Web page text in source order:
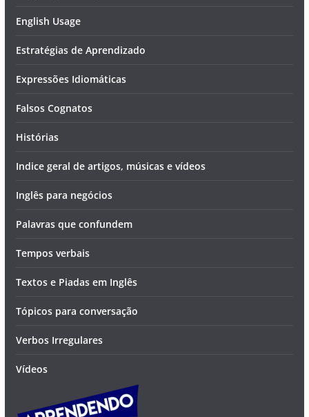
English Usage
Estratégias de Aprendizado
Expressões Idiomáticas
Falsos Cognatos
Histórias
Indice geral de artigos, músicas e vídeos
Inglês para negócios
Palavras que confundem
Tempos verbais
Textos e Piadas em Inglês
Tópicos para conversação
Verbos Irregulares
Vídeos